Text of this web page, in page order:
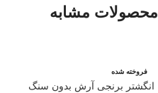
محصولات مشابه
فروخته شده
انگشتر برنجی آرش بدون سنگ